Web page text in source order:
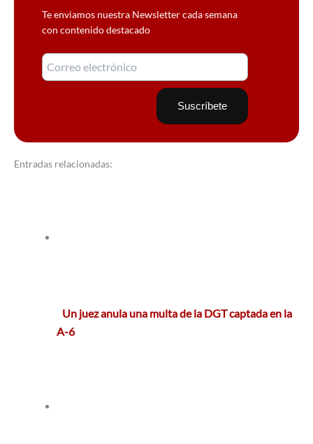
Te enviamos nuestra Newsletter cada semana
con contenido destacado
Entradas relacionadas:
Un juez anula una multa de la DGT captada en la
A-6